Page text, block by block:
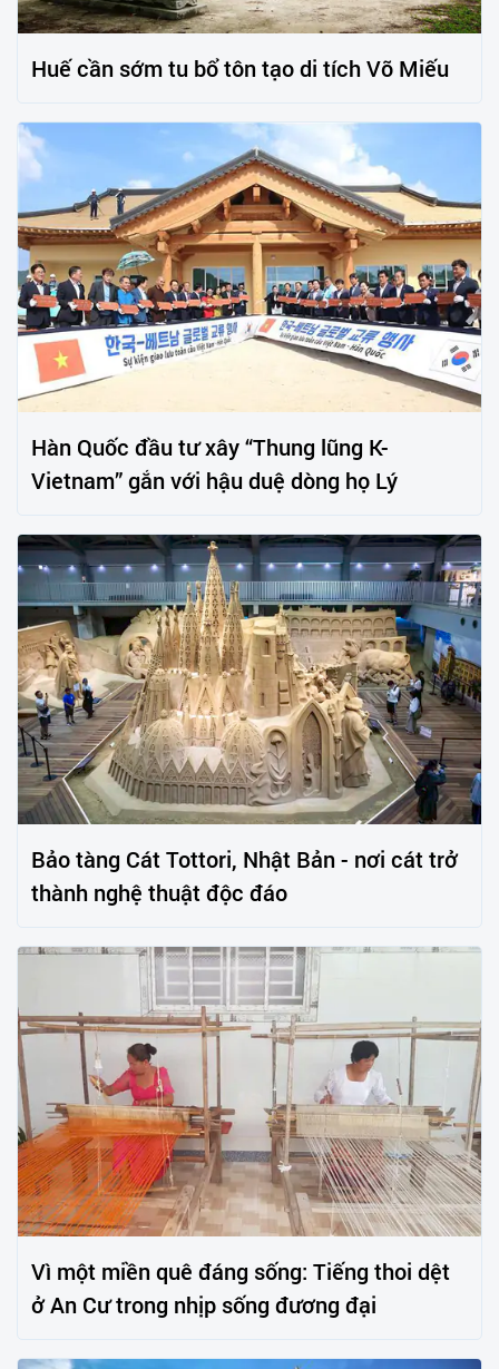
Huế cần sớm tu bổ tôn tạo di tích Võ Miếu
Hàn Quốc đầu tư xây “Thung lũng K-
Vietnam” gắn với hậu duệ dòng họ Lý
Bảo tàng Cát Tottori, Nhật Bản - nơi cát trở
thành nghệ thuật độc đáo
Vì một miền quê đáng sống: Tiếng thoi dệt
ở An Cư trong nhịp sống đương đại